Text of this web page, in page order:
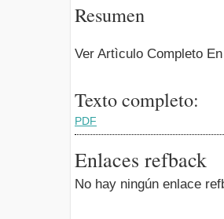
Resumen
Ver Artìculo Completo
Texto completo:
PDF
Enlaces refback
No hay ningún enlace